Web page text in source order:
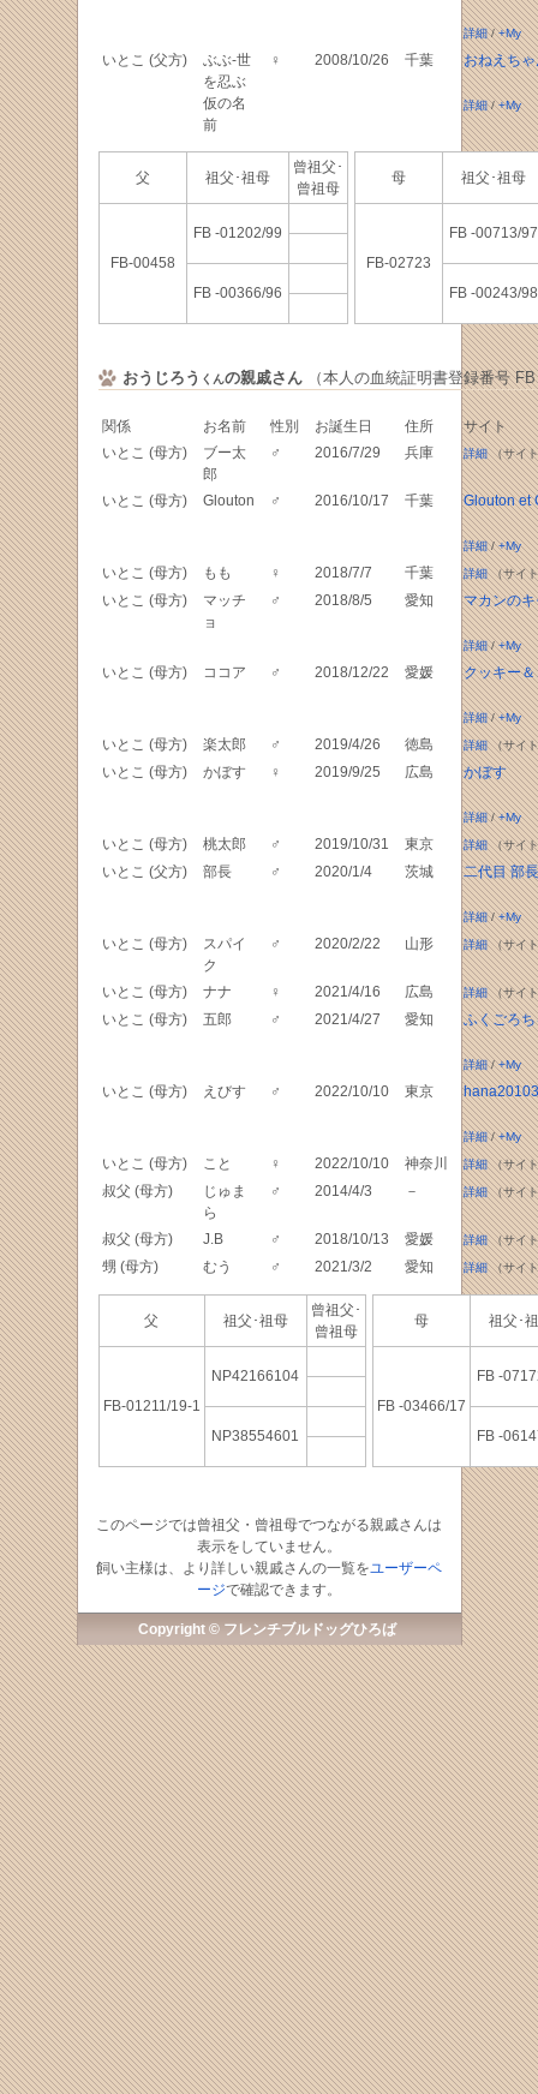
詳細/+My
いとこ (父方)
ぶぶ-世
を忍ぶ
仮の名
前
♀ 2008/10/26 千葉 おねえち
詳細/+My
父 祖父･祖母
曾祖父･
曾祖母
FB-00458
FB -01202/99
FB -00366/96
母 祖父･祖
FB-02723
FB -00713/97
FB -00243/98
おうじろう くんの親戚さん（本人の血統証明書登録番号 FB
関係 お名前 性別 お誕生日 住所
サイト
いとこ (母方)
ブー太
郎
♂ 2016/7/29 兵庫 詳細（サイ
いとこ (母方) Glouton ♂ 2016/10/17 千葉 Glouton et
詳細/+My
いとこ (母方) もも ♀ 2018/7/7 千葉 詳細（サイ
いとこ (母方)
マッチ
ョ
♂ 2018/8/5 愛知 マカンのキ
詳細/+My
いとこ (母方) ココア ♂ 2018/12/22 愛媛 クッキー
詳細/+My
いとこ (母方) 楽太郎 ♂ 2019/4/26 徳島 詳細（サイ
いとこ (母方) かぼす ♀ 2019/9/25 広島 かぼす
詳細/+My
いとこ (母方) 桃太郎 ♂ 2019/10/31 東京 詳細（サイ
いとこ (父方) 部長 ♂ 2020/1/4 茨城 二代目 部長
詳細/+My
いとこ (母方)
スパイ
ク
♂ 2020/2/22 山形 詳細（サイ
いとこ (母方) ナナ ♀ 2021/4/16 広島 詳細（サイ
いとこ (母方) 五郎 ♂ 2021/4/27 愛知 ふくごろち
詳細/+My
いとこ (母方) えびす ♂ 2022/10/10 東京
詳細/+My
いとこ (母方) こと ♀ 2022/10/10 神奈川 詳細（サイ
叔父 (母方)
じゅま
ら
♂ 2014/4/3 － 詳細（サイ
叔父 (母方) J.B ♂ 2018/10/13 愛媛 詳細（サイ
甥 (母方) むう ♂ 2021/3/2 愛知 詳細（サイ
父 祖父･祖母
曾祖父･
曾祖母
FB-01211/19-1
NP42166104
NP38554601
母 祖父･
FB -03466/17
FB -
FB -
このページでは曾祖父・曾祖母でつながる親戚さんは
表示をしていません。
飼い主様は、より詳しい親戚さんの一覧をユーザーペ
ージで確認できます。
Copyright © フレンチブルドッグひろば